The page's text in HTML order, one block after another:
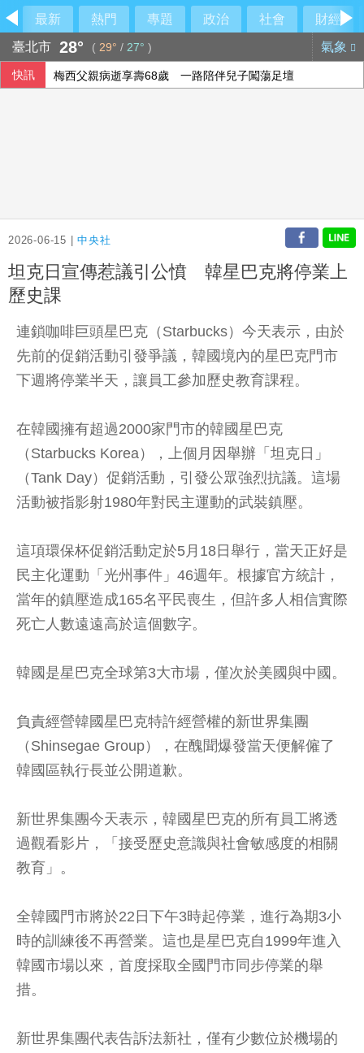
最新 熱門 專題 政治 社會
財經
臺北市 28° ( 29° / 27° ) 氣象
快訊 梅西父親病逝享壽68歲 一路陪伴兒子闖蕩足壇
2026-06-15 |中央社
坦克日宣傳惹議引公憤 韓星巴克將停業上
歷史課
連鎖咖啡巨頭星巴克（Starbucks）今天表示，由於
先前的促銷活動引發爭議，韓國境內的星巴克門市
下週將停業半天，讓員工參加歷史教育課程。
在韓國擁有超過2000家門市的韓國星巴克
（Starbucks Korea），上個月因舉辦「坦克日」
（Tank Day）促銷活動，引發公眾強烈抗議。這場
活動被指影射1980年對民主運動的武裝鎮壓。
這項環保杯促銷活動定於5月18日舉行，當天正好是
民主化運動「光州事件」46週年。根據官方統計，
當年的鎮壓造成165名平民喪生，但許多人相信實際
死亡人數遠遠高於這個數字。
韓國是星巴克全球第3大市場，僅次於美國與中國。
負責經營韓國星巴克特許經營權的新世界集團
（Shinsegae Group），在醜聞爆發當天便解僱了
韓國區執行長並公開道歉。
新世界集團今天表示，韓國星巴克的所有員工將透
過觀看影片，「接受歷史意識與社會敏感度的相關
教育」。
全韓國門市將於22日下午3時起停業，進行為期3小
時的訓練後不再營業。這也是星巴克自1999年進入
韓國市場以來，首度採取全國門市同步停業的舉
措。
新世界集團代表告訴法新社，僅有少數位於機場的